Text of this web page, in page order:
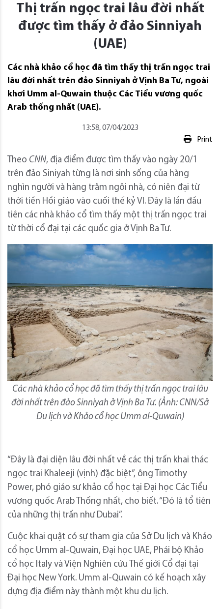
Thị trấn ngọc trai lâu đời nhất
được tìm thấy ở đảo Sinniyah
(UAE)
Các nhà khảo cổ học đã tìm thấy thị trấn ngọc trai
lâu đời nhất trên đảo Sinniyah ở Vịnh Ba Tư, ngoài
khơi Umm al-Quwain thuộc Các Tiểu vương quốc
Arab thống nhất (UAE).
13:58, 07/04/2023
Print
Theo CNN, địa điểm được tìm thấy vào ngày 20/1
trên đảo Siniyah từng là nơi sinh sống của hàng
nghìn người và hàng trăm ngôi nhà, có niên đại từ
thời tiền Hồi giáo vào cuối thế kỷ VI. Đây là lần đầu
tiên các nhà khảo cổ tìm thấy một thị trấn ngọc trai
từ thời cổ đại tại các quốc gia ở Vịnh Ba Tư.
Các nhà khảo cổ học đã tìm thấy thị trấn ngọc trai lâu
đời nhất trên đảo Sinniyah ở Vịnh Ba Tư. (Ảnh: CNN/Sở
Du lịch và Khảo cổ học Umm al-Quwain)
“Đây là đại diện lâu đời nhất về các thị trấn khai thác
ngọc trai Khaleeji (vịnh) đặc biệt”, ông Timothy
Power, phó giáo sư khảo cổ học tại Đại học Các Tiểu
vương quốc Arab Thống nhất, cho biết. “Đó là tổ tiên
của những thị trấn như Dubai”.
Cuộc khai quật có sự tham gia của Sở Du lịch và Khảo
cổ học Umm al-Quwain, Đại học UAE, Phái bộ Khảo
cổ học Italy và Viện Nghiên cứu Thế giới Cổ đại tại
Đại học New York. Umm al-Quwain có kế hoạch xây
dựng địa điểm này thành một khu du lịch.